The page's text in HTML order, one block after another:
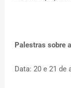
Palestras sobre
Data: 20 e 21 de